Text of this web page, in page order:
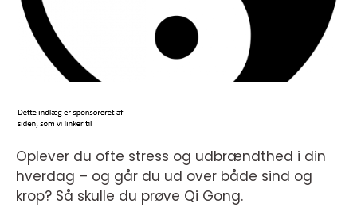
Oplever du ofte stress og udbrændthed i din
hverdag – og går du ud over både sind og
krop? Så skulle du prøve Qi Gong.